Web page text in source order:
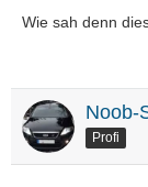
Wie sah denn
Noob-
Profi